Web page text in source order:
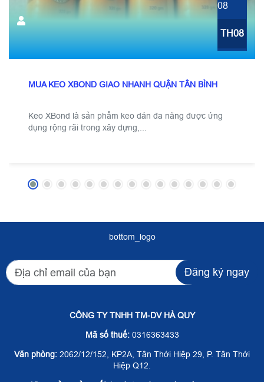
08
TH08
MUA KEO XBOND GIAO NHANH QUẬN TÂN BÌNH
Keo XBond là sản phẩm keo dán đa năng được ứng
dụng rộng rãi trong xây dựng,...
bottom_logo
Đăng ký ngay
CÔNG TY TNHH TM-DV HÀ QUY
Mã số thuế:0316363433
Văn phòng: 2062/12/152, KP2A, Tân Thới Hiệp 29, P. Tân Thới
Hiệp Q12.